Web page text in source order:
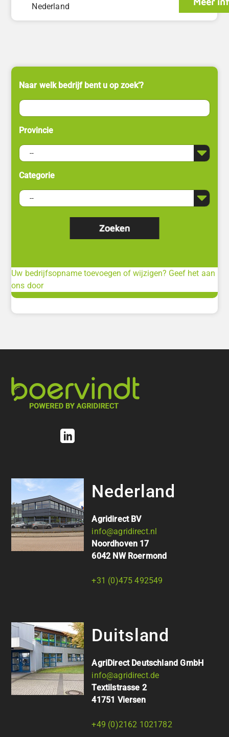
Nederland
Naar welk bedrijf bent u op zoek’?
Provincie
Categorie
Uw bedrijfsopname toevoegen of wijzigen? Geef het aan
ons door
Nederland
Agridirect BV
info@agridirect.nl
Noordhoven 17
6042 NW Roermond
+31 (0)475 492549
Duitsland
AgriDirect Deutschland GmbH
info@agridirect.de
Textilstrasse 2
41751 Viersen
+49 (0)2162 1021782